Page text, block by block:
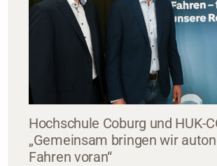
Hochschule Coburg und HUK-
„Gemeinsam bringen wir
Fahren voran“